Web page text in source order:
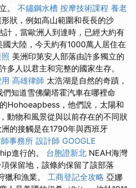
。 不鏽鋼水槽 按摩技術課程 養老
狀，例如高山範圍和長長的沙
計，當歐洲人到達時，已經大約有
大陸，今天約有1000萬人居住在
美洲印第安人部落由許多獨立的
多人以君主和完整的國家生存。
高雄律師 太浩湖是自然的奇蹟，
知道雪佛蘭塔霍汽車在哪裡命
Hohoeapbess，他們說，太陽和
動物和風景從與以前存在的不同狀
的接觸是在1790年與西班牙
事務所 設計師 GOOGLE
進行的。 台胞證新北 NEAH海灣
保留地，該條約保留了該部落
獵和漁業。 工商登記全攻略 亞娜